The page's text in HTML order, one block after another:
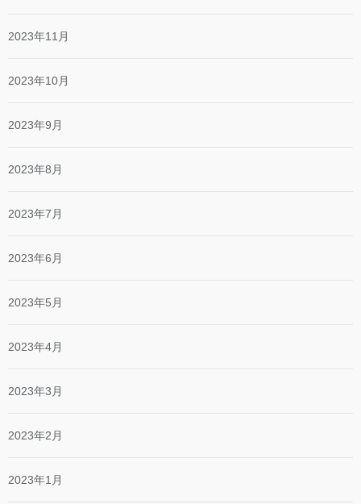
2023年11月
2023年10月
2023年9月
2023年8月
2023年7月
2023年6月
2023年5月
2023年4月
2023年3月
2023年2月
2023年1月